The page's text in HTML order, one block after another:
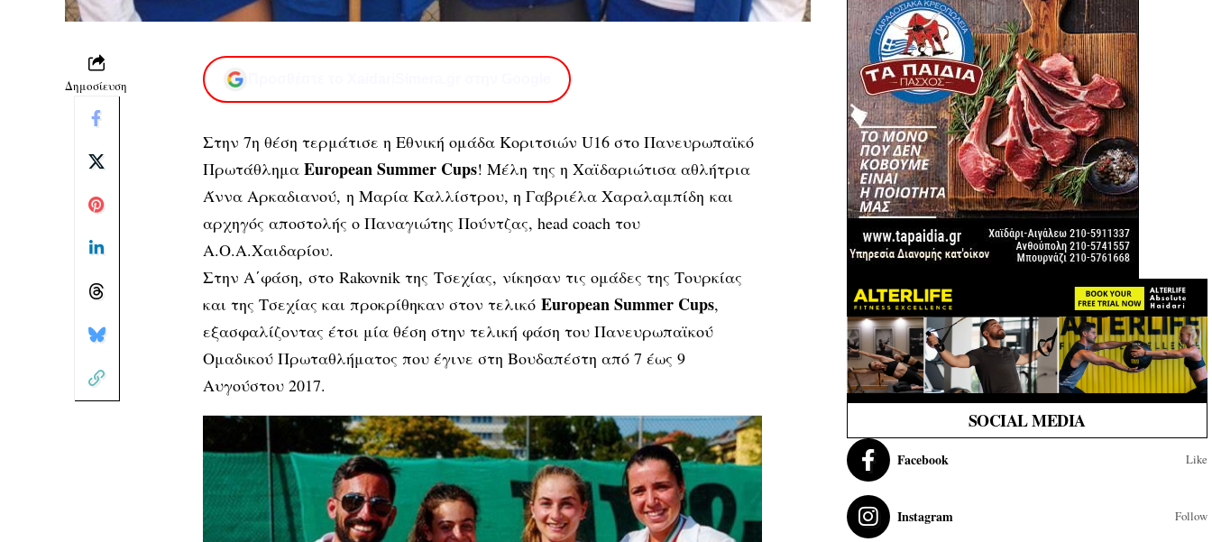
Δημοσίευση
Στην 7η θέση τερμάτισε η Εθνική ομάδα Κοριτσιών U16 στο Πανευρωπαϊκό
Πρωτάθλημα European Summer Cups! Μέλη της η Χαϊδαριώτισα αθλήτρια
Άννα Αρκαδιανού, η Μαρία Καλλίστρου, η Γαβριέλα Χαραλαμπίδη και
αρχηγός αποστολής ο Παναγιώτης Πούντζας, head coach του
Α.Ο.Α.Χαιδαρίου.
Στην Α΄φάση, στο Rakovnik της Τσεχίας, νίκησαν τις ομάδες της Τουρκίας
και της Τσεχίας και προκρίθηκαν στον τελικό European Summer Cups,
εξασφαλίζοντας έτσι μία θέση στην τελική φάση του Πανευρωπαϊκού
Ομαδικού Πρωταθλήματος που έγινε στη Βουδαπέστη από 7 έως 9
Αυγούστου 2017.
SOCIAL MEDIA
Facebook Like
Instagram Follow